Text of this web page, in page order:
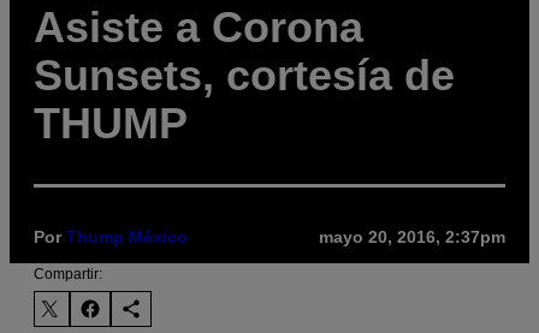
Asiste a Corona
Sunsets, cortesía de
THUMP
PorThump México mayo 20, 2016, 2:37pm
Compartir: